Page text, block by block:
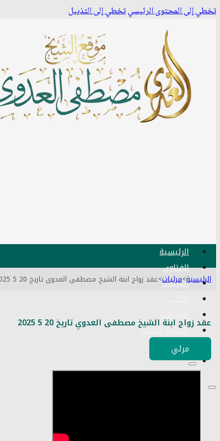
تخطي إلى المحتوى الرئيسيتخطي إلى التذييل
الرئيسية
الفتاوى
المرئيات
السيرة الذاتية
اتصل بنا
الرئيسية>مرئيات>عقد زواج ابنة الشيخ مصطفى العدوي تاريخ 20 5 2025
عقد زواج ابنة الشيخ مصطفى العدوي تاريخ 20 5 2025
مرئي